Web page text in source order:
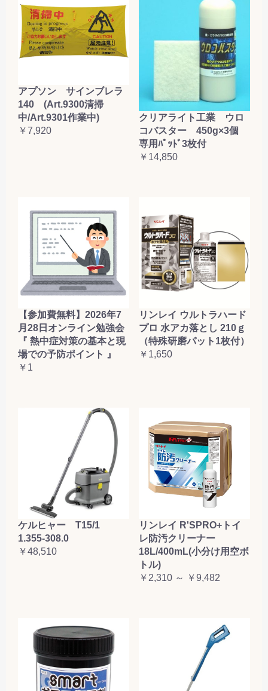
アプソン サインブレラ
140 (Art.9300清掃
中/Art.9301作業中)
￥7,920
クリアライト工業 ウロ
コバスター 450g×3個
専用ﾊﾟｯﾄﾞ3枚付
￥14,850
【参加費無料】2026年7
月28日オンライン勉強会
『 熱中症対策の基本と現
場での予防ポイント 』
￥1
リンレイ ウルトラハード
プロ 水アカ落とし 210ｇ
（特殊研磨パット1枚付）
￥1,650
ケルヒャー T15/1
1.355-308.0
￥48,510
リンレイ R'SPRO+トイ
レ防汚クリーナー
18L/400mL(小分け用空ボ
トル)
￥2,310 ～ ￥9,482